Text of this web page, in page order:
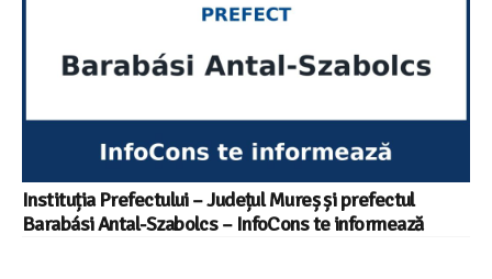
Instituția Prefectului – Județul Mureș și prefectul
Barabási Antal-Szabolcs – InfoCons te informează